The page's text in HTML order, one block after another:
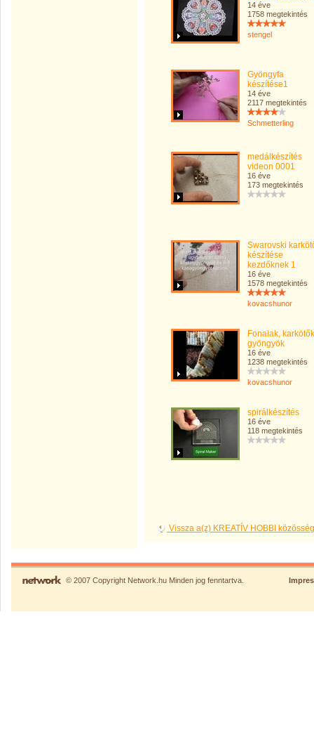
14 éve
1758 megtekintés
stengel
Gyöngyfa
készítése1
14 éve
2117 megtekintés
Schmetterling
medálkészítés
videon 0001
16 éve
173 megtekintés
Swarovski
készítése
kezdőknek 1
16 éve
1578 megtekintés
kovacshunor
Fonalak,
gyöngyök
16 éve
1238 megtekintés
kovacshunor
spirálkészítés
16 éve
118 megtekintés
Vissza a(z) KREATÍV HOBBI
© 2007 Copyright Network.hu Minden jog fenntartva.